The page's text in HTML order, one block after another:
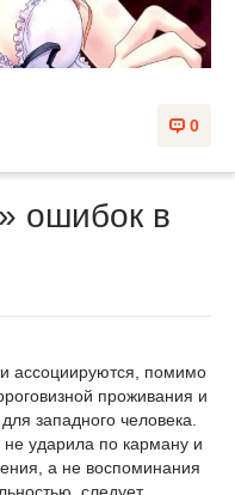
0
ошибок в
ассоциируются, помимо
проживания и
западного человека.
не ударила по карману и
а не воспоминания
следует